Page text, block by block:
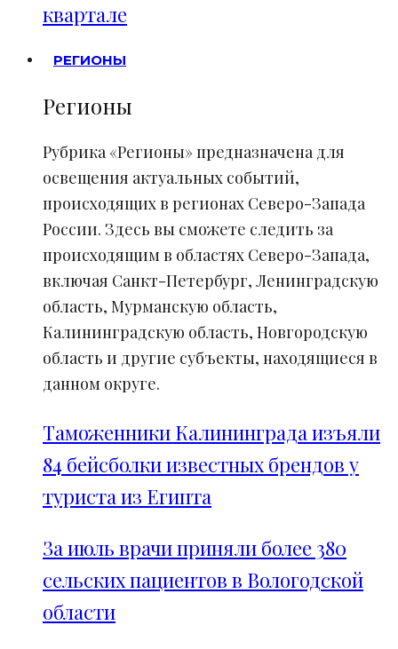
квартале
РЕГИОНЫ
Регионы
Рубрика «Регионы» предназначена для
освещения актуальных событий,
происходящих в регионах Северо-Запада
России. Здесь вы сможете следить за
происходящим в областях Северо-Запада,
включая Санкт-Петербург, Ленинградскую
область, Мурманскую область,
Калининградскую область, Новгородскую
область и другие субъекты, находящиеся в
данном округе.
Таможенники Калининграда изъяли
84 бейсболки известных брендов у
туриста из Египта
За июль врачи приняли более 380
сельских пациентов в Вологодской
области